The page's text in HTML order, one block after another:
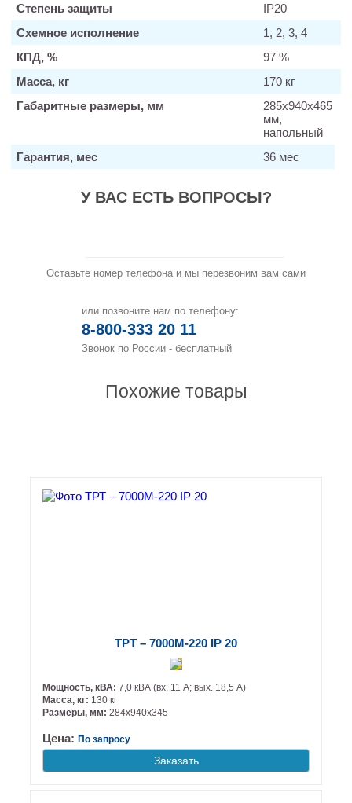
Степень защиты
IP20
Схемное исполнение
1, 2, 3, 4
КПД, %
97 %
Масса, кг
170 кг
Габаритные размеры, мм
285х940х465
мм,
напольный
Гарантия, мес
36 мес
У ВАС ЕСТЬ ВОПРОСЫ?
Оставьте номер телефона и мы перезвоним вам сами
или позвоните нам по телефону:
8-800-333 20 11
Звонок по России - бесплатный
Похожие товары
ТРТ – 7000М-220 IP 20
Мощность, кВА: 7,0 кВА (вх. 11 А; вых. 18,5 А)
Масса, кг: 130 кг
Размеры, мм: 284х940х345
Цена: По запросу
Заказать